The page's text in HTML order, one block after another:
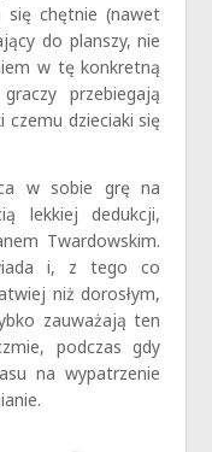
się chętnie (nawet
do planszy, nie
w tę konkretną
przebiegają
czemu dzieciaki się
w sobie grę na
lekkiej dedukcji,
Twardowskim.
i, z tego co
niż dorosłym,
zauważają ten
podczas gdy
na wypatrzenie